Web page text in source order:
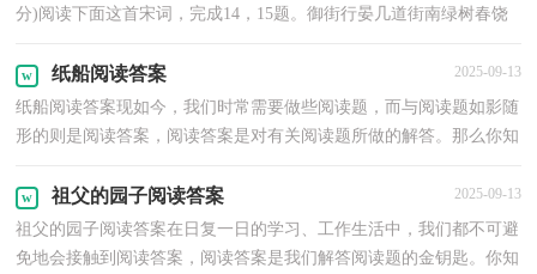
分)阅读下面这首宋词，完成14，15题。御街行晏几道街南绿树春饶
纸船阅读答案 2025-09-13
纸船阅读答案现如今，我们时常需要做些阅读题，而与阅读题如影随
形的则是阅读答案，阅读答案是对有关阅读题所做的解答。那么你知
祖父的园子阅读答案 2025-09-13
祖父的园子阅读答案在日复一日的学习、工作生活中，我们都不可避
免地会接触到阅读答案，阅读答案是我们解答阅读题的金钥匙。你知